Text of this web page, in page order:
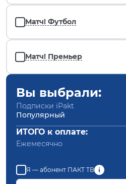
Матч! Футбол
Матч! Премьер
Вы выбрали:
Подписки iPakt
Популярный
ИТОГО к оплате:
Ежемесячно
Я — абонент ПАКТ ТВ